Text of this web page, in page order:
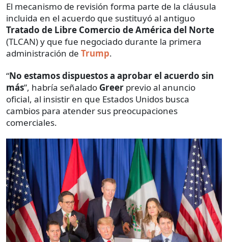
El mecanismo de revisión forma parte de la cláusula
incluida en el acuerdo que sustituyó al antiguo
Tratado de Libre Comercio de América del Norte
(TLCAN) y que fue negociado durante la primera
administración de Trump.
“No estamos dispuestos a aprobar el acuerdo sin
más”, habría señalado Greer previo al anuncio
oficial, al insistir en que Estados Unidos busca
cambios para atender sus preocupaciones
comerciales.